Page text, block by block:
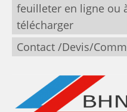
feuilleter en ligne ou
télécharger
Contact /Devis/